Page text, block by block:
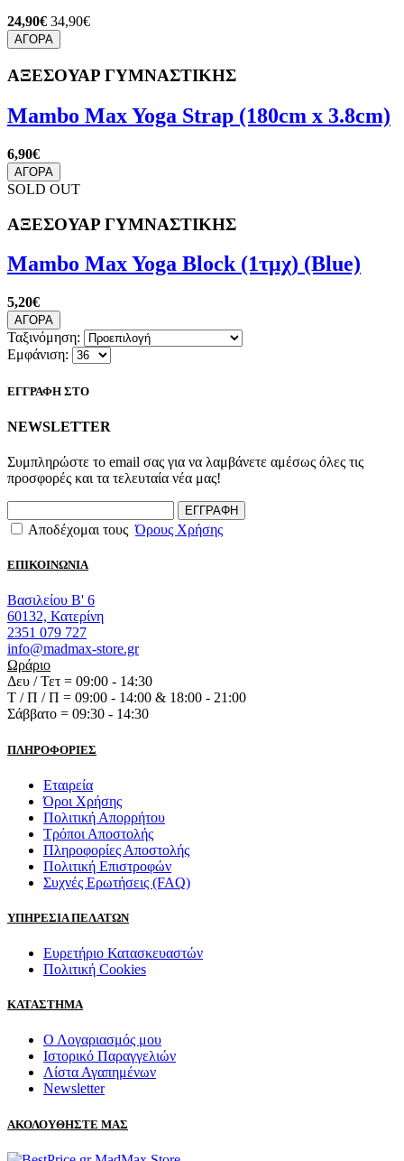
24,90€ 34,90€
ΑΓΟΡΑ
ΑΞΕΣΟΥΑΡ ΓΥΜΝΑΣΤΙΚΗΣ
Mambo Max Yoga Strap (180cm x 3.8cm)
6,90€
ΑΓΟΡΑ
SOLD OUT
ΑΞΕΣΟΥΑΡ ΓΥΜΝΑΣΤΙΚΗΣ
Mambo Max Yoga Block (1τμχ) (Blue)
5,20€
ΑΓΟΡΑ
Ταξινόμηση:
Εμφάνιση:
ΕΓΓΡΑΦΗ ΣΤΟ
NEWSLETTER
Συμπληρώστε το email σας για να λαμβάνετε αμέσως όλες τις
προσφορές και τα τελευταία νέα μας!
ΕΓΓΡΑΦΗ
Αποδέχομαι τουςΌρους Χρήσης
ΕΠΙΚΟΙΝΩΝΙΑ
Βασιλείου Β' 6
60132, Κατερίνη
2351 079 727
info@madmax-store.gr
Ωράριο
Δευ / Τετ = 09:00 - 14:30
Τ / Π / Π = 09:00 - 14:00 & 18:00 - 21:00
Σάββατο = 09:30 - 14:30
ΠΛΗΡΟΦΟΡΙΕΣ
Εταιρεία
Όροι Χρήσης
Πολιτική Απορρήτου
Τρόποι Αποστολής
Πληροφορίες Αποστολής
Πολιτική Επιστροφών
Συχνές Ερωτήσεις (FAQ)
ΥΠΗΡΕΣΙΑ ΠΕΛΑΤΩΝ
Ευρετήριο Κατασκευαστών
Πολιτική Cookies
ΚΑΤΑΣΤΗΜΑ
Ο Λογαριασμός μου
Ιστορικό Παραγγελιών
Λίστα Αγαπημένων
Newsletter
ΑΚΟΛΟΥΘΗΣΤΕ ΜΑΣ